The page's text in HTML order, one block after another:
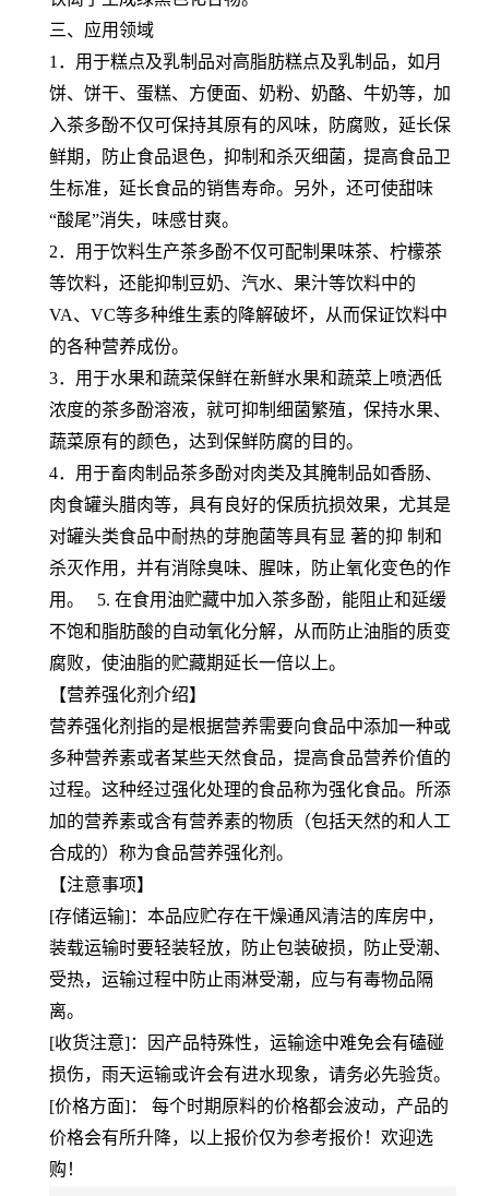
三、应用领域
1．用于糕点及乳制品对高脂肪糕点及乳制品，如月
饼、饼干、蛋糕、方便面、奶粉、奶酪、牛奶等，加
入茶多酚不仅可保持其原有的风味，防腐败，延长保
鲜期，防止食品退色，抑制和杀灭细菌，提高食品卫
生标准，延长食品的销售寿命。另外，还可使甜味
“酸尾”消失，味感甘爽。
2．用于饮料生产茶多酚不仅可配制果味茶、柠檬茶
等饮料，还能抑制豆奶、汽水、果汁等饮料中的
VA、VC等多种维生素的降解破坏，从而保证饮料中
的各种营养成份。
3．用于水果和蔬菜保鲜在新鲜水果和蔬菜上喷洒低
浓度的茶多酚溶液，就可抑制细菌繁殖，保持水果、
蔬菜原有的颜色，达到保鲜防腐的目的。
4．用于畜肉制品茶多酚对肉类及其腌制品如香肠、
肉食罐头腊肉等，具有良好的保质抗损效果，尤其是
对罐头类食品中耐热的芽胞菌等具有显 著的抑 制和
杀灭作用，并有消除臭味、腥味，防止氧化变色的作
用。 5. 在食用油贮藏中加入茶多酚，能阻止和延缓
不饱和脂肪酸的自动氧化分解，从而防止油脂的质变
腐败，使油脂的贮藏期延长一倍以上。
【营养强化剂介绍】
营养强化剂指的是根据营养需要向食品中添加一种或
多种营养素或者某些天然食品，提高食品营养价值的
过程。这种经过强化处理的食品称为强化食品。所添
加的营养素或含有营养素的物质（包括天然的和人工
合成的）称为食品营养强化剂。
【注意事项】
[存储运输]：本品应贮存在干燥通风清洁的库房中，
装载运输时要轻装轻放，防止包装破损，防止受潮、
受热，运输过程中防止雨淋受潮，应与有毒物品隔
离。
[收货注意]：因产品特殊性，运输途中难免会有磕碰
损伤，雨天运输或许会有进水现象，请务必先验货。
[价格方面]： 每个时期原料的价格都会波动，产品的
价格会有所升降，以上报价仅为参考报价！欢迎选
购！